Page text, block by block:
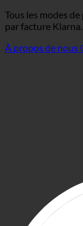
Tous les modes
par facture Klarna.
À propos de nous